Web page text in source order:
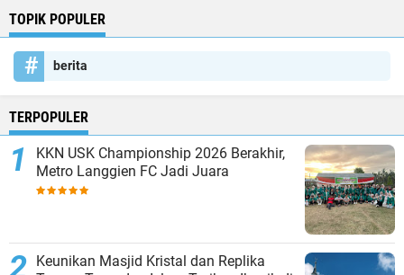
TOPIK POPULER
berita
TERPOPULER
KKN USK Championship 2026 Berakhir,
Metro Langgien FC Jadi Juara
Keunikan Masjid Kristal dan Replika